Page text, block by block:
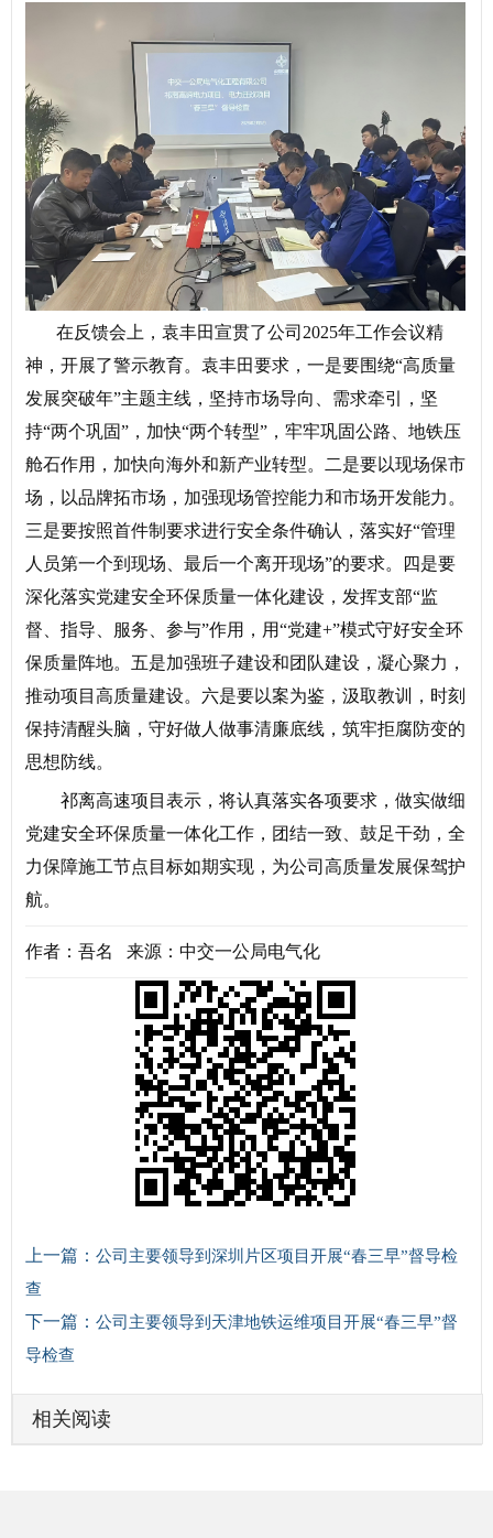
在反馈会上，袁丰田宣贯了公司2025年工作会议精
神，开展了警示教育。袁丰田要求，一是要围绕“高质量
发展突破年”主题主线，坚持市场导向、需求牵引，坚
持“两个巩固”，加快“两个转型”，牢牢巩固公路、地铁压
舱石作用，加快向海外和新产业转型。二是要以现场保市
场，以品牌拓市场，加强现场管控能力和市场开发能力。
三是要按照首件制要求进行安全条件确认，落实好“管理
人员第一个到现场、最后一个离开现场”的要求。四是要
深化落实党建安全环保质量一体化建设，发挥支部“监
督、指导、服务、参与”作用，用“党建+”模式守好安全环
保质量阵地。五是加强班子建设和团队建设，凝心聚力，
推动项目高质量建设。六是要以案为鉴，汲取教训，时刻
保持清醒头脑，守好做人做事清廉底线，筑牢拒腐防变的
思想防线。
祁离高速项目表示，将认真落实各项要求，做实做细
党建安全环保质量一体化工作，团结一致、鼓足干劲，全
力保障施工节点目标如期实现，为公司高质量发展保驾护
航。
作者：吾名 来源：中交一公局电气化
上一篇： 公司主要领导到深圳片区项目开展“春三早”督导检
查
下一篇： 公司主要领导到天津地铁运维项目开展“春三早”督
导检查
相关阅读